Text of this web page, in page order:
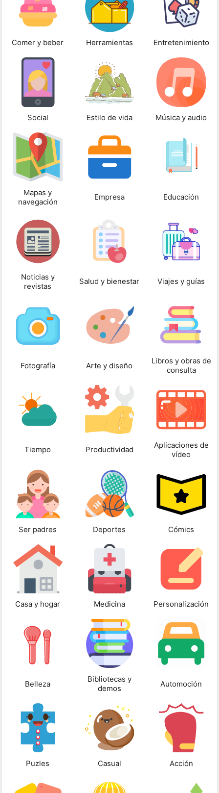
Comer y beber Herramientas Entretenimiento
Social Estilo de vida Música y audio
Mapas y
navegación
Empresa Educación
Noticias y
revistas
Salud y bienestar Viajes y guías
Fotografía Arte y diseño
Libros y obras de
consulta
Tiempo Productividad
Aplicaciones de
vídeo
Ser padres Deportes Cómics
Casa y hogar Medicina Personalización
Belleza
Bibliotecas y
demos
Automoción
Puzles Casual Acción